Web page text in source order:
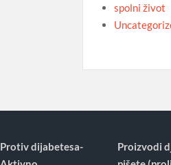
spolni život
Protiv dijabetesa-
Proizvodi